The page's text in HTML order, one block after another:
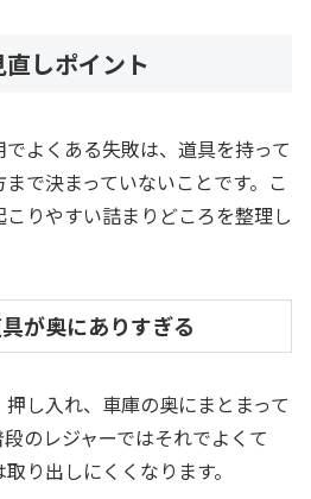
しポイント
よくある失敗は、道具を持って
で決まっていないことです。こ
りやすい詰まりどころを整理し
が奥にありすぎる
し入れ、車庫の奥にまとまって
のレジャーではそれでよくて
り出しにくくなります。